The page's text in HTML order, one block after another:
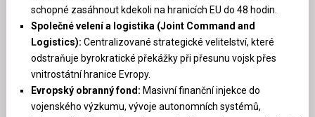
schopné zasáhnout kdekoli na hranicích EU do 48 hodin.
Společné velení a logistika (Joint Command and
Logistics): Centralizované strategické velitelství, které
odstraňuje byrokratické překážky při přesunu vojsk přes
vnitrostátní hranice Evropy.
Evropský obranný fond: Masivní finanční injekce do
vojenského výzkumu, vývoje autonomních systémů,